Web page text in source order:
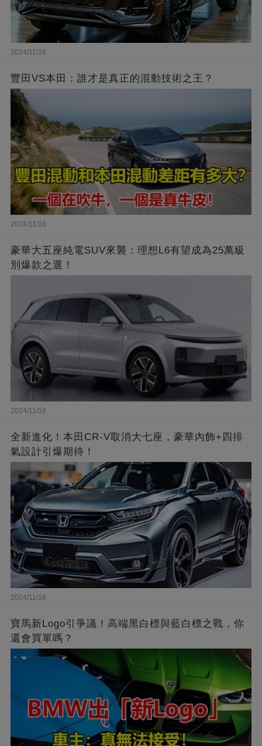
2024/11/18
豐田VS本田：誰才是真正的混動技術之王？
2024/11/18
豪華大五座純電SUV來襲：理想L6有望成為25萬級
別爆款之選！
2024/11/18
全新進化！本田CR-V取消大七座，豪華內飾+四排
氣設計引爆期待！
2024/11/18
寶馬新Logo引爭議！高端黑白標與藍白標之戰，你
還會買單嗎？